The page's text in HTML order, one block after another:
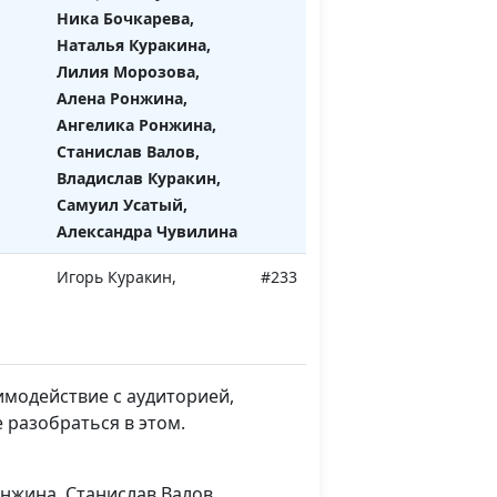
Ника Бочкарева,
Наталья Куракина,
Лилия Морозова,
Алена Ронжина,
Ангелика Ронжина,
Станислав Валов,
Владислав Куракин,
Самуил Усатый,
Александра Чувилина
Игорь Куракин,
Лилия Морозова, Алена
Ронжина, Ангелика
Ронжина, Станислав
Куракин, Самуил
#233
с аудиторией,
в этом.